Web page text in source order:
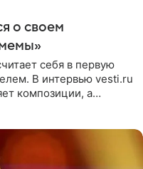
о своем
себя в первую
В интервью vesti.ru
композиции, а